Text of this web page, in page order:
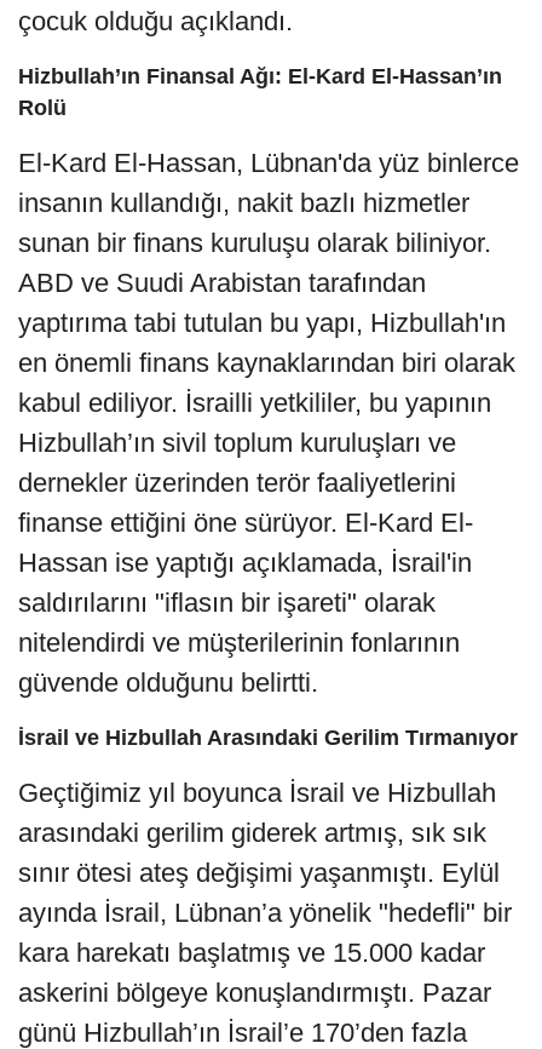
çocuk olduğu açıklandı.
Hizbullah’ın Finansal Ağı: El-Kard El-Hassan’ın
Rolü
El-Kard El-Hassan, Lübnan'da yüz binlerce
insanın kullandığı, nakit bazlı hizmetler
sunan bir finans kuruluşu olarak biliniyor.
ABD ve Suudi Arabistan tarafından
yaptırıma tabi tutulan bu yapı, Hizbullah'ın
en önemli finans kaynaklarından biri olarak
kabul ediliyor. İsrailli yetkililer, bu yapının
Hizbullah’ın sivil toplum kuruluşları ve
dernekler üzerinden terör faaliyetlerini
finanse ettiğini öne sürüyor. El-Kard El-
Hassan ise yaptığı açıklamada, İsrail'in
saldırılarını "iflasın bir işareti" olarak
nitelendirdi ve müşterilerinin fonlarının
güvende olduğunu belirtti.
İsrail ve Hizbullah Arasındaki Gerilim Tırmanıyor
Geçtiğimiz yıl boyunca İsrail ve Hizbullah
arasındaki gerilim giderek artmış, sık sık
sınır ötesi ateş değişimi yaşanmıştı. Eylül
ayında İsrail, Lübnan’a yönelik "hedefli" bir
kara harekatı başlatmış ve 15.000 kadar
askerini bölgeye konuşlandırmıştı. Pazar
günü Hizbullah’ın İsrail’e 170’den fazla